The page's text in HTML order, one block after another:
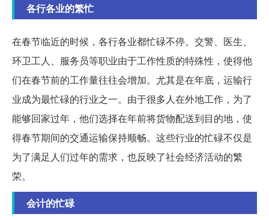
各行各业的繁忙
在春节临近的时候，各行各业都忙碌不停。交警、医生、
环卫工人、服务员等职业由于工作性质的特殊性，使得他
们在春节前的工作量往往会增加。尤其是在年底，运输行
业成为最忙碌的行业之一。由于很多人在外地工作，为了
能够回家过年，他们选择在年前将货物配送到目的地，使
得春节期间的交通运输保持顺畅。这些行业的忙碌不仅是
为了满足人们过年的需求，也反映了社会经济活动的繁
荣。
会计的忙碌